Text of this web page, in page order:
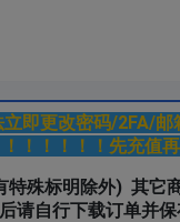
即更改密码/2FA/
！！！！！先充值
殊标明除外) 其它
请自行下载订单并